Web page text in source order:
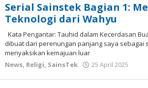
Serial Sainstek Bagian 1:
Teknologi dari Wahyu
Kata Pengantar: Tauhid dalam Kecerdasan
dibuat dari perenungan panjang saya sebagai
menyaksikan kemajuan luar
News, Religi, SainsTek 25 April 2025